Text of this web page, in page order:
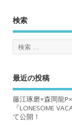
検索
最近の投稿
藤江琢磨×森岡龍
『LONESOME
て公開！